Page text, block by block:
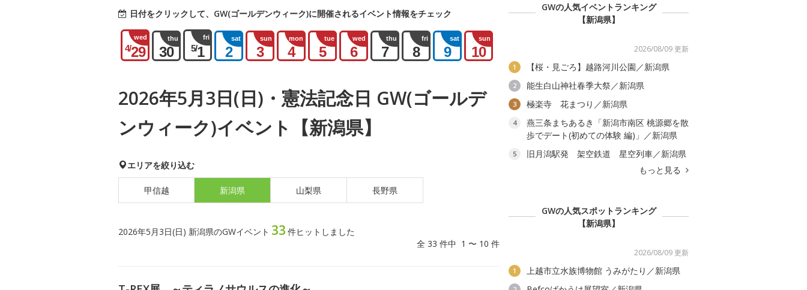
日付をクリックして、GW(ゴールデンウィーク)に開催されるイベント情報をチェック
wed
4/29
thu
30
fri
5/1
sat
2
sun
3
mon
4
tue
5
wed
6
thu
7
fri
8
sat
9
sun
10
2026年5月3日(日)・憲法記念日 GW(ゴールデ
ンウィーク)イベント【新潟県】
エリアを絞り込む
甲信越 新潟県 山梨県 長野県
2026年5月3日(日) 新潟県のGWイベント 33 件ヒットしました
全 33 件中 1 〜 10 件
GWの人気イベントランキング
【新潟県】
2026/08/09 更新
1 【桜・見ごろ】越路河川公園／新潟県
2 能生白山神社春季大祭／新潟県
3 極楽寺 花まつり／新潟県
4
燕三条まちあるき「新潟市南区 桃源郷を散
歩でデート(初めての体験 編)」／新潟県
5
旧月潟駅発 架空鉄道 星空列車／新潟県
もっと見る
GWの人気スポットランキング
【新潟県】
2026/08/09 更新
1 上越市立水族博物館 うみがたり／新潟県